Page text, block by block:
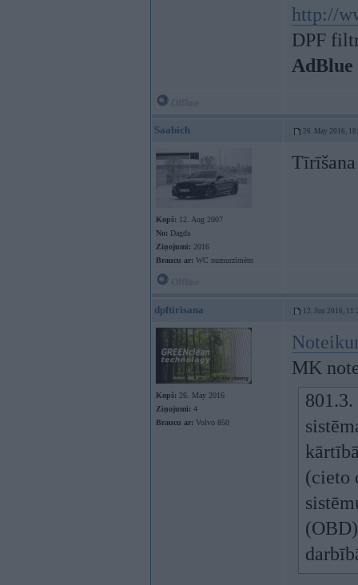
http://
DPF
AdBlue
Saabich 26. May 2016,
Kopš: 12. Aug 2007
No: Dagda
Ziņojumi: 2016
Braucu ar: WC numurzīmēm
dpftirisana 12. Jun 2016,
Kopš: 26. May 2016
Ziņojumi: 4
Braucu ar: Volvo 850
MK
(cieto